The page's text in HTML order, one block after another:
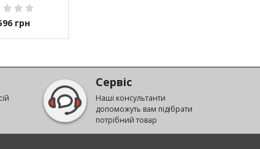
грн
Сервіс
Наші консультанти
допоможуть вам підібрати
потрібний товар